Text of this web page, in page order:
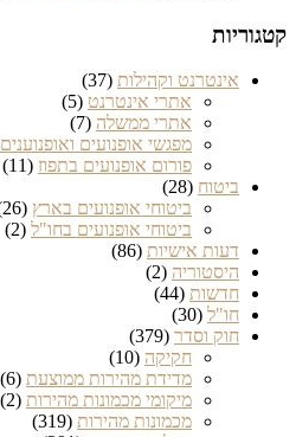
קטגוריות
אינטרנט וקהילות (37)
אתרי אינטרנט (5)
אתרי ממשלה (7)
מפגשי אופנועים ואופנוענים
פורום אופנועים בתפוז (11)
ביטוח (28)
ביטוחי אופנועים בארץ (26)
ביטוחי אופנועים בחו"ל (2)
דעות אישיות (86)
היסטוריה (2)
חדשות (44)
חו"ל (30)
חוק וסדר (379)
חקיקה (10)
מדידת מהירות ממוצעת (6)
מיקומי מכמונות מהירות (2)
מכמונות מהירות (319)